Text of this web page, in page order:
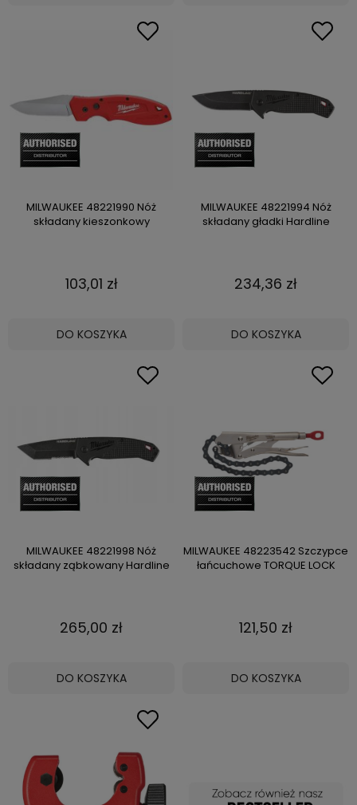
MILWAUKEE 48221990 Nóż
składany kieszonkowy
103,01 zł
DO KOSZYKA
MILWAUKEE 48221994 Nóż
składany gładki Hardline
234,36 zł
DO KOSZYKA
MILWAUKEE 48221998 Nóż
składany ząbkowany Hardline
265,00 zł
DO KOSZYKA
MILWAUKEE 48223542 Szczypce
łańcuchowe TORQUE LOCK
121,50 zł
DO KOSZYKA